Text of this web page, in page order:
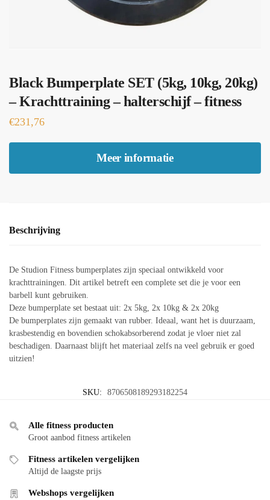
Black Bumperplate SET (5kg, 10kg, 20kg)
– Krachttraining – halterschijf – fitness
€231,76
Meer informatie
Beschrijving
De Studion Fitness bumperplates zijn speciaal ontwikkeld voor
krachttrainingen. Dit artikel betreft een complete set die je voor een
barbell kunt gebruiken.
Deze bumperplate set bestaat uit: 2x 5kg, 2x 10kg & 2x 20kg
De bumperplates zijn gemaakt van rubber. Ideaal, want het is duurzaam,
krasbestendig en bovendien schokabsorberend zodat je vloer niet zal
beschadigen. Daarnaast blijft het materiaal zelfs na veel gebruik er goed
uitzien!
SKU: 8706508189293182254
Alle fitness producten
Groot aanbod fitness artikelen
Fitness artikelen vergelijken
Altijd de laagste prijs
Webshops vergelijken